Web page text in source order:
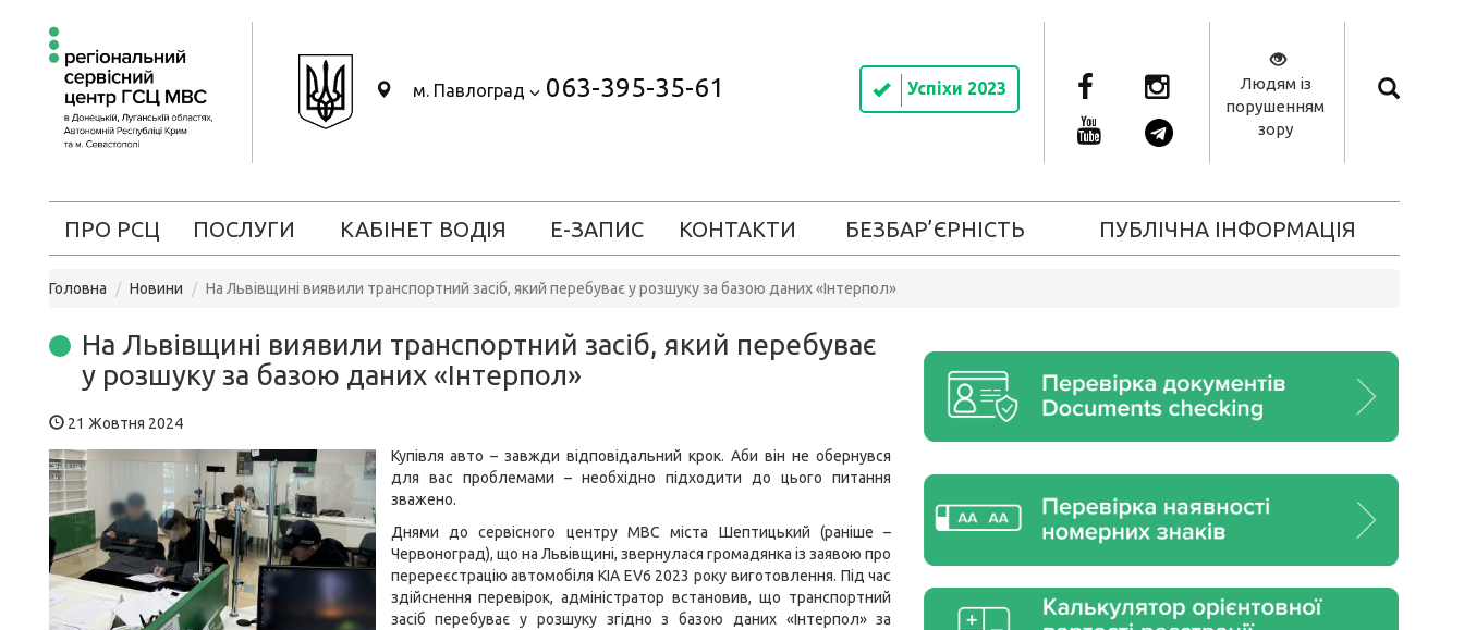
м. Павлоград 063-395-35-61 Успіхи 2023
Людям із
порушенням
зору
ПРО РСЦ ПОСЛУГИ КАБІНЕТ ВОДІЯ Е-ЗАПИС КОНТАКТИ БЕЗБАР’ЄРНІСТЬ ПУБЛІЧНА ІНФОРМАЦІЯ
Головна Новини На Львівщині виявили транспортний засіб, який перебуває у розшуку за базою даних «Інтерпол»
На Львівщині виявили транспортний засіб, який перебуває
у розшуку за базою даних «Інтерпол»
21 Жовтня 2024
Купівля авто – завжди відповідальний крок. Аби він не обернувся
для вас проблемами – необхідно підходити до цього питання
зважено.
Днями до сервісного центру МВС міста Шептицький (раніше –
Червоноград), що на Львівщині, звернулася громадянка із заявою про
перереєстрацію автомобіля KIA EV6 2023 року виготовлення. Під час
здійснення перевірок, адміністратор встановив, що транспортний
засіб перебуває у розшуку згідно з базою даних «Інтерпол» за